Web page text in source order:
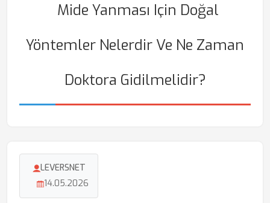
Mide Yanması Için Doğal
Yöntemler Nelerdir Ve Ne Zaman
Doktora Gidilmelidir?
LEVERSNET
14.05.2026